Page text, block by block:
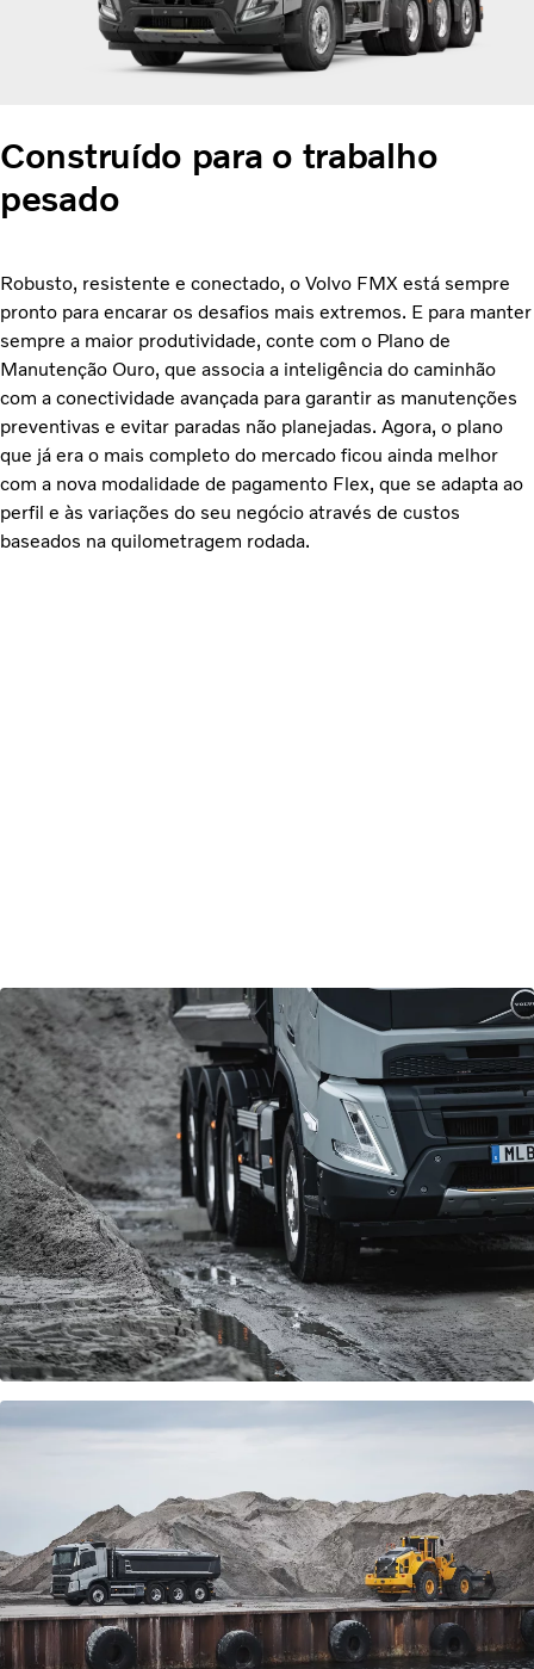
Construído para o trabalho
pesado
Robusto, resistente e conectado, o Volvo FMX está sempre
pronto para encarar os desafios mais extremos. E para manter
sempre a maior produtividade, conte com o Plano de
Manutenção Ouro, que associa a inteligência do caminhão
com a conectividade avançada para garantir as manutenções
preventivas e evitar paradas não planejadas. Agora, o plano
que já era o mais completo do mercado ficou ainda melhor
com a nova modalidade de pagamento Flex, que se adapta ao
perfil e às variações do seu negócio através de custos
baseados na quilometragem rodada.